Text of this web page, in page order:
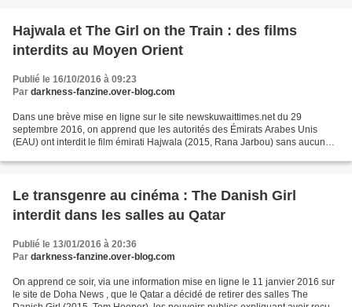
Hajwala et The Girl on the Train : des films
interdits au Moyen Orient
Publié le 16/10/2016 à 09:23
Par darkness-fanzine.over-blog.com
Dans une brève mise en ligne sur le site newskuwaittimes.net du 29
septembre 2016, on apprend que les autorités des Émirats Arabes Unis
(EAU) ont interdit le film émirati Hajwala (2015, Rana Jarbou) sans aucune
Le transgenre au cinéma : The Danish Girl
interdit dans les salles au Qatar
Publié le 13/01/2016 à 20:36
Par darkness-fanzine.over-blog.com
On apprend ce soir, via une information mise en ligne le 11 janvier 2016 sur
le site de Doha News , que le Qatar a décidé de retirer des salles The